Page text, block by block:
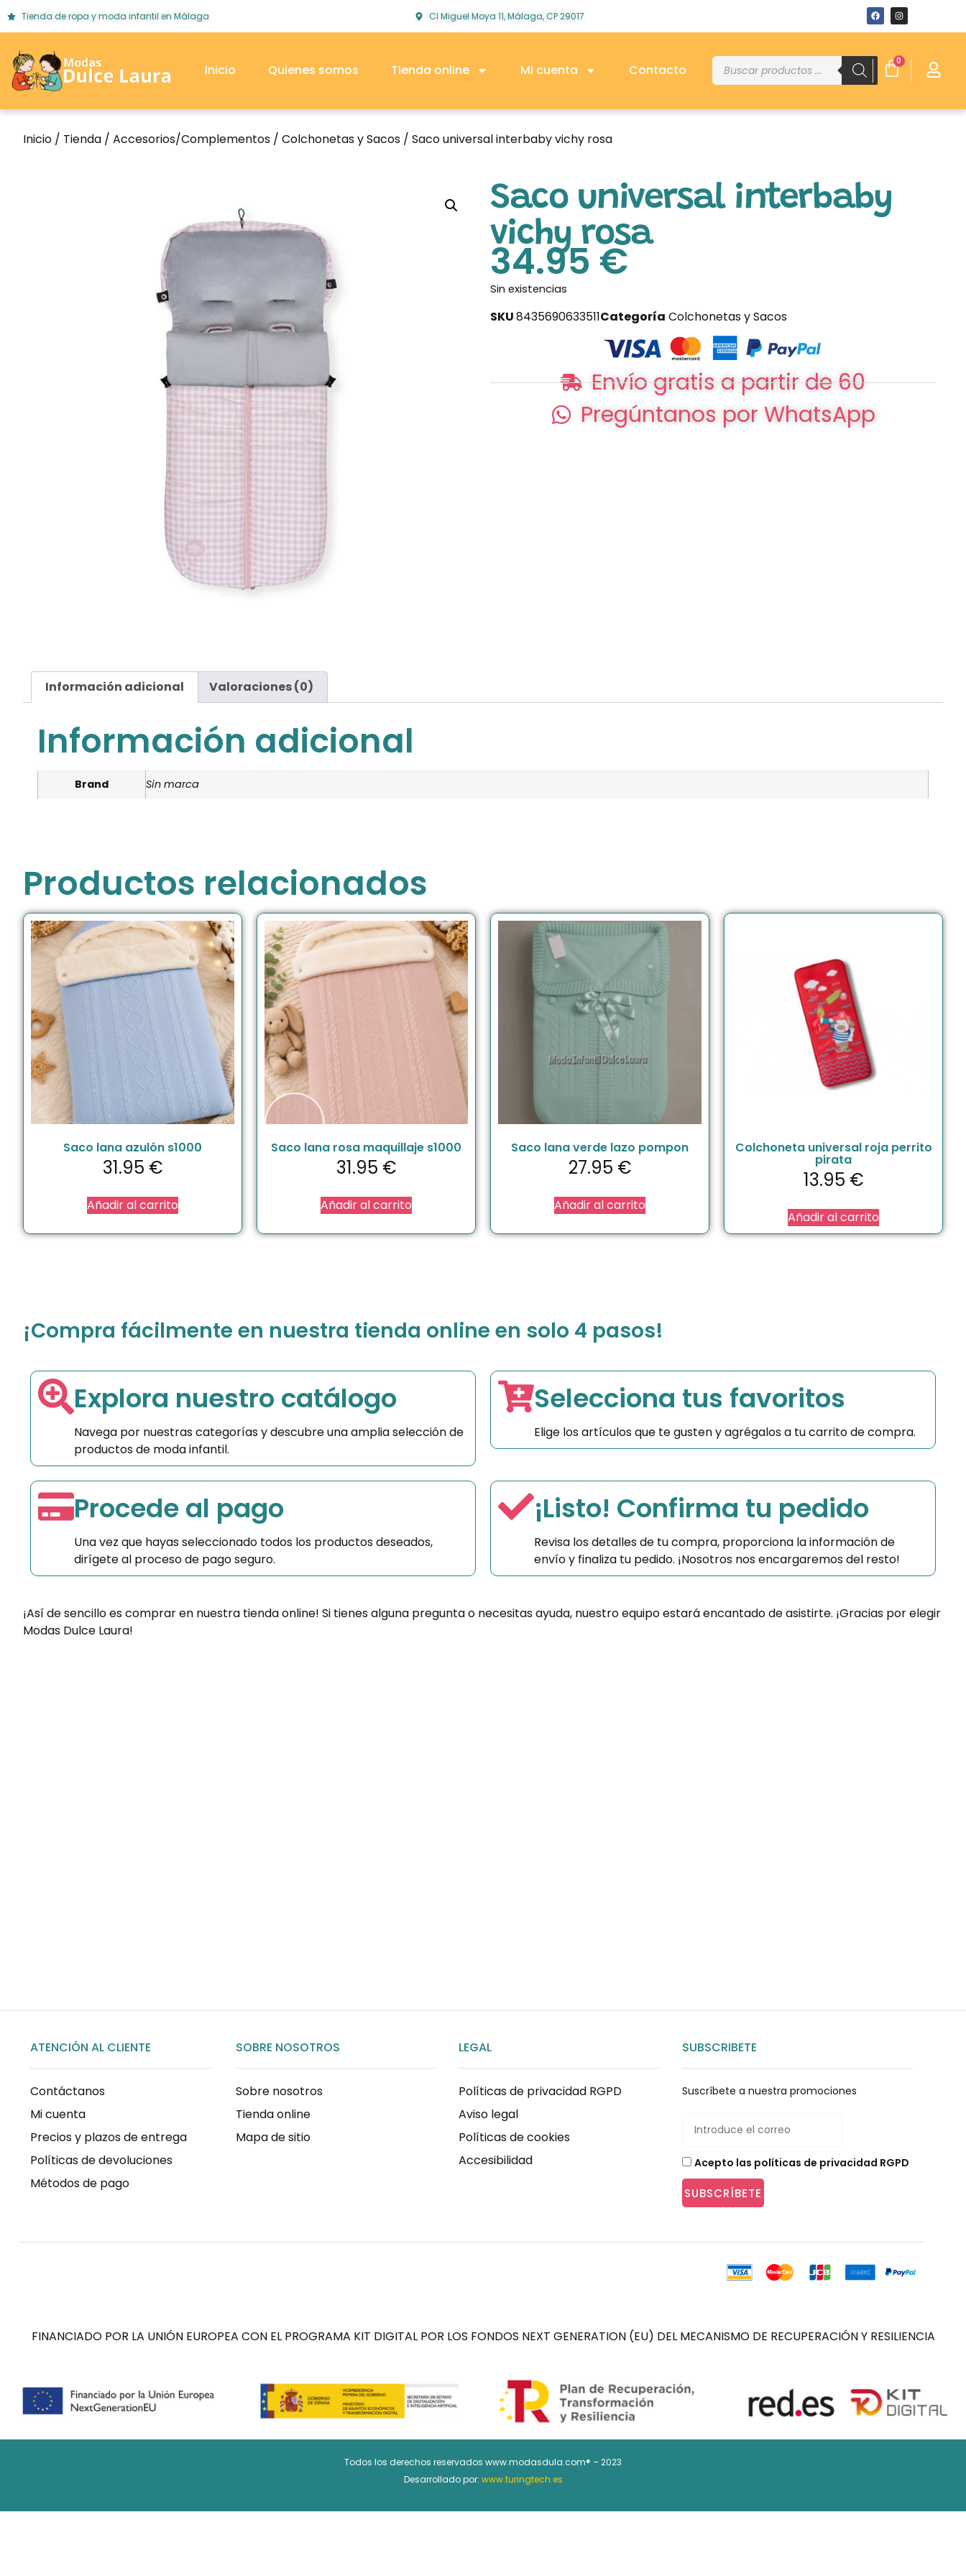
Tienda de ropa y moda infantil en Málaga Cl Miguel Moya 11, Málaga, CP 29017
Inicio Quienes somos Tienda online Mi cuenta Contacto
0
Inicio / Tienda / Accesorios/Complementos / Colchonetas y Sacos / Saco universal interbaby vichy rosa
Saco universal interbaby
vichy rosa
34.95 €
Sin existencias
SKU8435690633511Categoría Colchonetas y Sacos
Envío gratis a partir de 60
Pregúntanos por WhatsApp
Información adicional Valoraciones (0)
Información adicional
Brand Sin marca
Productos relacionados
Saco lana azulón s1000
31.95 €
Añadir al carrito
Saco lana rosa maquillaje s1000
31.95 €
Añadir al carrito
Saco lana verde lazo pompon
27.95 €
Añadir al carrito
Colchoneta universal roja perrito
pirata
13.95 €
Añadir al carrito
¡Compra fácilmente en nuestra tienda online en solo 4 pasos!
Explora nuestro catálogo
Navega por nuestras categorías y descubre una amplia selección de
productos de moda infantil.
Selecciona tus favoritos
Elige los artículos que te gusten y agrégalos a tu carrito de compra.
Procede al pago
Una vez que hayas seleccionado todos los productos deseados,
dirígete al proceso de pago seguro.
¡Listo! Confirma tu pedido
Revisa los detalles de tu compra, proporciona la información de
envío y finaliza tu pedido. ¡Nosotros nos encargaremos del resto!
¡Así de sencillo es comprar en nuestra tienda online! Si tienes alguna pregunta o necesitas ayuda, nuestro equipo estará encantado de asistirte. ¡Gracias por elegir
Modas Dulce Laura!
ATENCIÓN AL CLIENTE
Contáctanos
Mi cuenta
Precios y plazos de entrega
Políticas de devoluciones
Métodos de pago
SOBRE NOSOTROS
Sobre nosotros
Tienda online
Mapa de sitio
LEGAL
Políticas de privacidad RGPD
Aviso legal
Políticas de cookies
Accesibilidad
SUBSCRIBETE
Suscríbete a nuestra promociones
Acepto las políticas de privacidad RGPD
SUBSCRÍBETE
FINANCIADO POR LA UNIÓN EUROPEA CON EL PROGRAMA KIT DIGITAL POR LOS FONDOS NEXT GENERATION (EU) DEL MECANISMO DE RECUPERACIÓN Y RESILIENCIA
Todos los derechos reservados www.modasdula.com® – 2023
Desarrollado por: www.turingtech.es